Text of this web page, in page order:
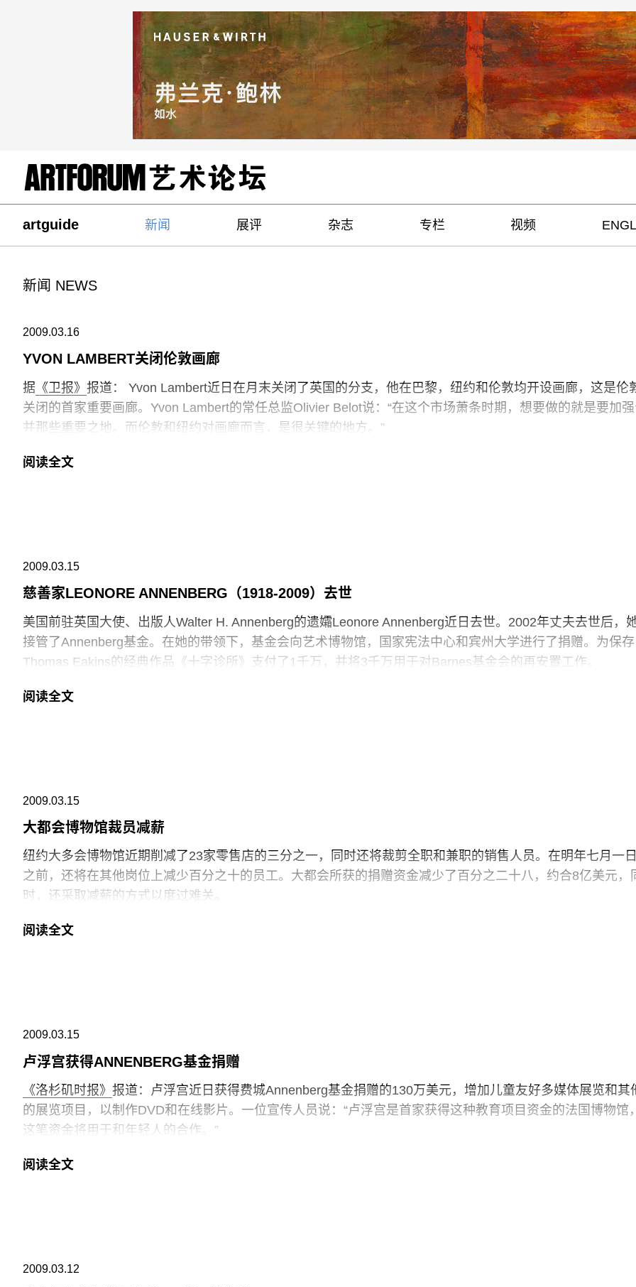
artguide 新闻 展评 杂志 专栏 视频
新闻 NEWS
2009.03.16
YVON LAMBERT关闭伦敦画廊
据 《卫报》 报道： Yvon Lambert近日在月末关闭了英国的分支，他在巴黎，纽约和伦敦均开设画廊，这是伦
关闭的首家重要画廊。Yvon Lambert的常任总监Olivier Belot说：“在这个市场萧条时期，想要做的就是要加
并那些重要之地。而伦敦和纽约对画廊而言，是很关键的地方。”
画廊在去年十月Frieze艺术博览会期间在伦敦的霍克斯顿广场开幕，开幕展出的是墨西哥艺术家Carlos
“最开始我们就知道，我们最多在这里能呆上两年半。这只是一个尝试。”
阅读全文
2009.03.15
慈善家LEONORE ANNENBERG（1918-2009）去世
美国前驻英国大使、出版人Walter H. Annenberg的遗孀Leonore Annenberg近日去世。2002年丈夫去世后，
接管了Annenberg基金。在她的带领下，基金会向艺术博物馆，国家宪法中心和宾州大学进行了捐赠。为保存
Thomas Eakins的经典作品《十字诊所》支付了1千万，并将3千万用于对Barnes基金会的再安置工作。
Annenberg在费城三家最著名的机构担任董事，分别是费城艺术学院，费城交响乐团和宾州大学。费城艺术
阅读全文
2009.03.15
大都会博物馆裁员减薪
纽约大多会博物馆近期削减了23家零售店的三分之一，同时还将裁剪全职和兼职的销售人员。在明年七月一
之前，还将在其他岗位上减少百分之十的员工。大都会所获的捐赠资金减少了百分之二十八，约合8亿美元，
时，还采取减薪的方式以度过难关。
阅读全文
2009.03.15
卢浮宫获得ANNENBERG基金捐赠
《洛杉矶时报》 报道：卢浮宫近日获得费城Annenberg基金捐赠的130万美元，增加儿童友好多媒体展览和其
的展览项目，以制作DVD和在线影片。一位宣传人员说：“卢浮宫是首家获得这种教育项目资金的法国博物馆
这笔资金将用于和年轻人的合作。”
阅读全文
2009.03.12